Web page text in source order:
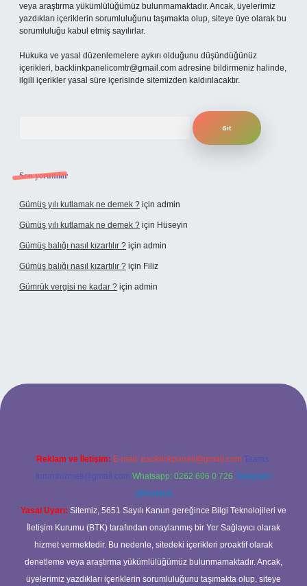
veya araştırma yükümlülüğümüz bulunmamaktadır. Ancak, üyelerimiz
yazdıkları içeriklerin sorumluluğunu taşımakta olup, siteye üye olarak bu
sorumluluğu kabul etmiş sayılırlar.
Hukuka ve yasal düzenlemelere aykırı olduğunu düşündüğünüz
içerikleri, backlinkpanelicomtr@gmail.com adresine bildirmeniz halinde,
ilgili içerikler yasal süre içerisinde sitemizden kaldırılacaktır.
Son yorumlar
Gümüş yılı kutlamak ne demek ? için admin
Gümüş yılı kutlamak ne demek ? için Hüseyin
Gümüş balığı nasıl kızartılır ? için admin
Gümüş balığı nasıl kızartılır ? için Filiz
Gümrük vergisi ne kadar ? için admin
giriş adresi
Reklam ve İletişim: E-mail: backlinkpaneli@gmail.com Teams:
forumhizmeti@gmail.com Whatsapp: 0262 606 0 726 Telegram:
@karabul
Yasal Uyarı: Sitemiz, 5651 Sayılı Kanun gereğince Bilgi Teknolojileri ve
İletişim Kurumu (BTK) tarafından onaylanmış bir Yer Sağlayıcı olarak
hizmet vermektedir. Bu nedenle, sitedeki içerikleri proaktif olarak
denetleme veya araştırma yükümlülüğümüz bulunmamaktadır. Ancak,
üyelerimiz yazdıkları içeriklerin sorumluluğunu taşımakta olup, siteye